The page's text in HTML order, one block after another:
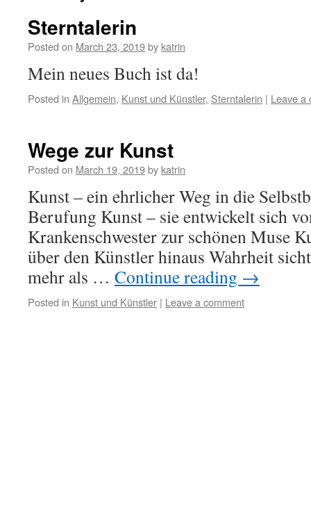
Sterntalerin
Posted on March 23, 2019by katrin
Mein neues Buch ist da!
Posted in Allgemein, Kunst und Künstler, Sterntalerin | Leave a
Wege zur Kunst
Posted on March 19, 2019by katrin
Kunst – ein ehrlicher Weg in die
Berufung Kunst – sie entwickelt sich
Krankenschwester zur schönen Muse
über den Künstler hinaus Wahrheit
mehr als … Continue reading →
Posted in Kunst und Künstler | Leave a comment